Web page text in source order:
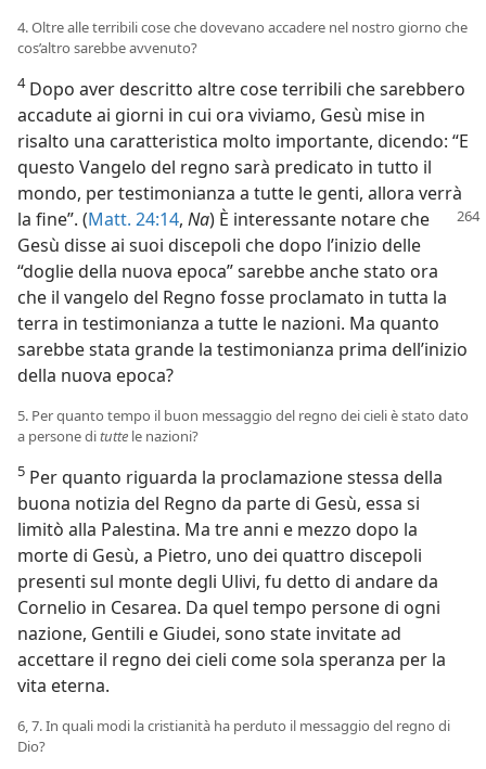
4. Oltre alle terribili cose che dovevano accadere nel nostro giorno che
cos’altro sarebbe avvenuto?
4Dopo aver descritto altre cose terribili che sarebbero
accadute ai giorni in cui ora viviamo, Gesù mise in
risalto una caratteristica molto importante, dicendo: “E
questo Vangelo del regno sarà predicato in tutto il
mondo, per testimonianza a tutte le genti, allora verrà
la fine”. (Matt. 24:14, Na) È interessante notare che
Gesù disse ai suoi discepoli che dopo l’inizio delle
“doglie della nuova epoca” sarebbe anche stato ora
che il vangelo del Regno fosse proclamato in tutta la
terra in testimonianza a tutte le nazioni. Ma quanto
sarebbe stata grande la testimonianza prima dell’inizio
della nuova epoca?
5. Per quanto tempo il buon messaggio del regno dei cieli è stato dato
a persone ditutte le nazioni?
5 Per quanto riguarda la proclamazione stessa della
buona notizia del Regno da parte di Gesù, essa si
limitò alla Palestina. Ma tre anni e mezzo dopo la
morte di Gesù, a Pietro, uno dei quattro discepoli
presenti sul monte degli Ulivi, fu detto di andare da
Cornelio in Cesarea. Da quel tempo persone di ogni
nazione, Gentili e Giudei, sono state invitate ad
accettare il regno dei cieli come sola speranza per la
vita eterna.
6, 7. In quali modi la cristianità ha perduto il messaggio del regno di
Dio?